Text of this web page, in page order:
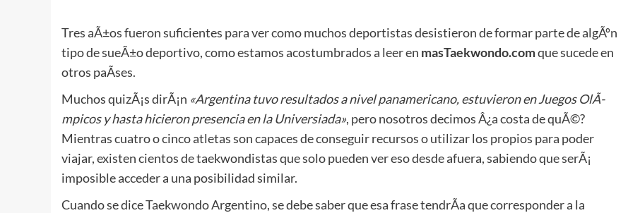
Tres aÃ±os fueron suficientes para ver como muchos deportistas desistieron de formar parte de algÃºn
tipo de sueÃ±o deportivo, como estamos acostumbrados a leer en masTaekwondo.comque sucede en
otros paÃ­ses.
Muchos quizÃ¡s dirÃ¡n «Argentina tuvo resultados a nivel panamericano, estuvieron en Juegos OlÃ­
mpicos y hasta hicieron presencia en la Universiada», pero nosotros decimos Â¿a costa de quÃ©?
Mientras cuatro o cinco atletas son capaces de conseguir recursos o utilizar los propios para poder
viajar, existen cientos de taekwondistas que solo pueden ver eso desde afuera, sabiendo que serÃ¡
imposible acceder a una posibilidad similar.
Cuando se dice Taekwondo Argentino, se debe saber que esa frase tendrÃ­a que corresponder a la